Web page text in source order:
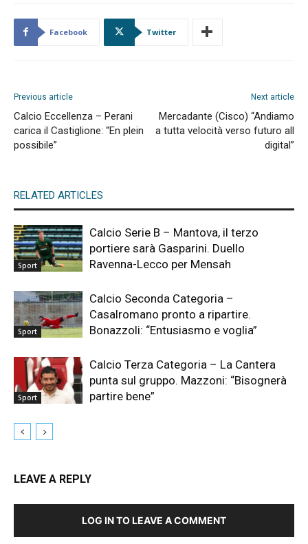
Facebook Twitter
Previous article
Calcio Eccellenza – Perani
carica il Castiglione: “En plein
possibile”
Next article
Mercadante (Cisco) “Andiamo
a tutta velocità verso futuro all
digital”
RELATED ARTICLES
Sport
Calcio Serie B – Mantova, il terzo
portiere sarà Gasparini. Duello
Ravenna-Lecco per Mensah
Sport
Calcio Seconda Categoria –
Casalromano pronto a ripartire.
Bonazzoli: “Entusiasmo e voglia”
Sport
Calcio Terza Categoria – La Cantera
punta sul gruppo. Mazzoni: “Bisognerà
partire bene”
LEAVE A REPLY
LOG IN TO LEAVE A COMMENT